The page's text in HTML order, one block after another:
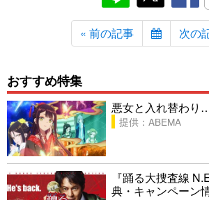
« 前の記事 次の
おすすめ特集
悪女と入れ替わり
提供：ABEMA
『踊る大捜査線
典・キャンペーン